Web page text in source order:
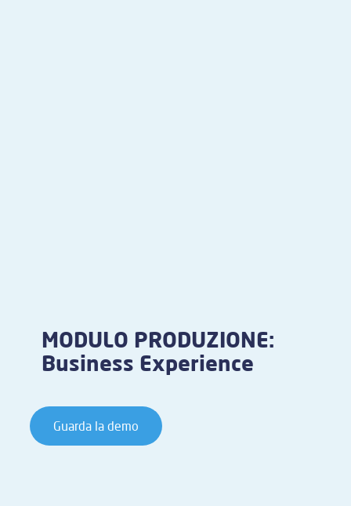
MODULO PRODUZIONE:
Business Experience
Guarda la demo